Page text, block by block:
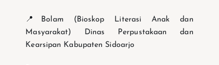
📍Bolam (Bioskop Literasi Anak dan
Masyarakat) Dinas Perpustakaan dan
Kearsipan Kabupaten Sidoarjo